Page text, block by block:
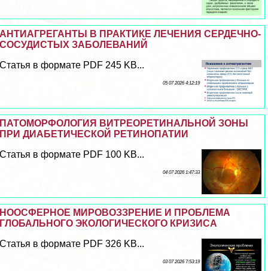
АНТИАГРЕГАНТЫ В ПРАКТИКЕ ЛЕЧЕНИЯ СЕРДЕЧНО-
СОСУДИСТЫХ ЗАБОЛЕВАНИЙ
Статья в формате PDF 245 KB...
05 07 2026 4:12:19
ПАТОМОРФОЛОГИЯ ВИТРЕОРЕТИНАЛЬНОЙ ЗОНЫ
ПРИ ДИАБЕТИЧЕСКОЙ РЕТИНОПАТИИ
Статья в формате PDF 100 KB...
04 07 2026 1:47:33
НООСФЕРНОЕ МИРОВОЗЗРЕНИЕ И ПРОБЛЕМА
ГЛОБАЛЬНОГО ЭКОЛОГИЧЕСКОГО КРИЗИСА
Статья в формате PDF 326 KB...
03 07 2026 7:53:19